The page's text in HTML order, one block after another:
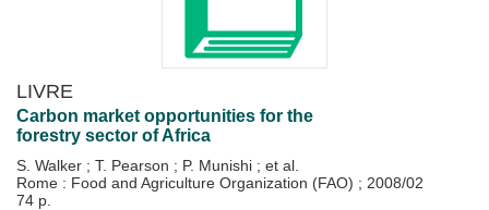
LIVRE
Carbon market opportunities for the
forestry sector of Africa
S. Walker ; T. Pearson ; P. Munishi ; et al.
Rome : Food and Agriculture Organization (FAO) ; 2008/02
74 p.